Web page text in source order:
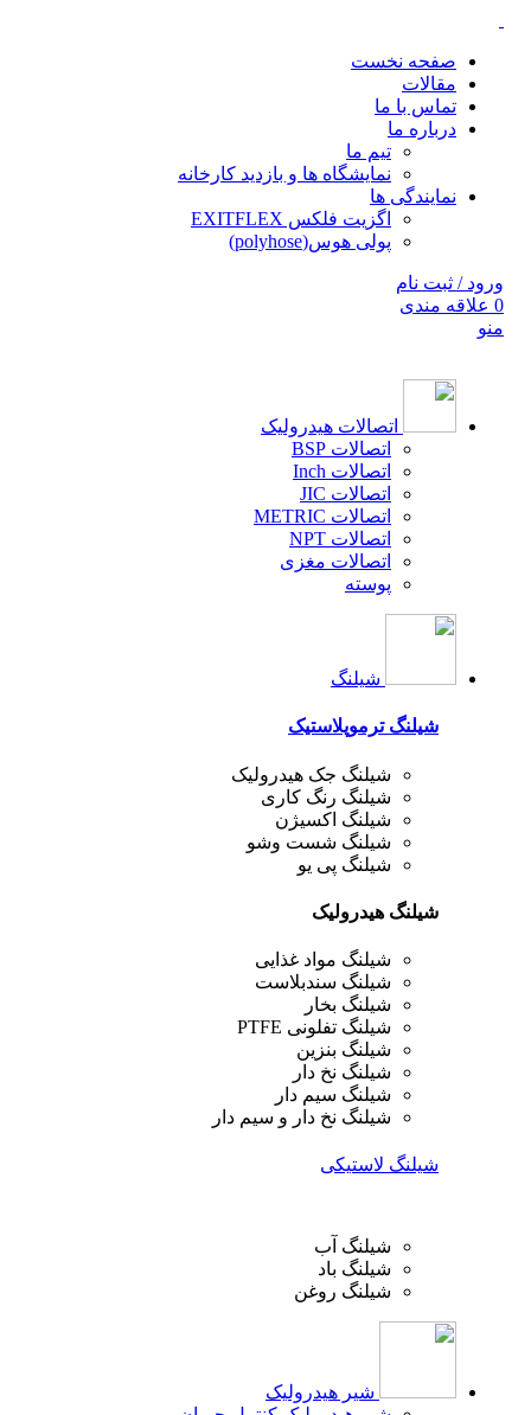
صفحه نخست
مقالات
تماس با ما
درباره ما
تیم ما
نمایشگاه ها و بازدید کارخانه
نمایندگی ها
اگزیت فلکس EXITFLEX
پولی هوس(polyhose)
ورود / ثبت نام
0 علاقه مندی
منو
اتصالات هیدرولیک
اتصالات BSP
اتصالات Inch
اتصالات JIC
اتصالات METRIC
اتصالات NPT
اتصالات مغزی
پوسته
شیلنگ
شیلنگ ترموپلاستیک
شیلنگ جک هیدرولیک
شیلنگ رنگ کاری
شیلنگ اکسیژن
شیلنگ شست وشو
شیلنگ پی یو
شیلنگ هیدرولیک
شیلنگ مواد غذایی
شیلنگ سندبلاست
شیلنگ بخار
شیلنگ تفلونی PTFE
شیلنگ بنزین
شیلنگ نخ دار
شیلنگ سیم دار
شیلنگ نخ دار و سیم دار
شیلنگ لاستیکی
شیلنگ آب
شیلنگ باد
شیلنگ روغن
شیر هیدرولیک